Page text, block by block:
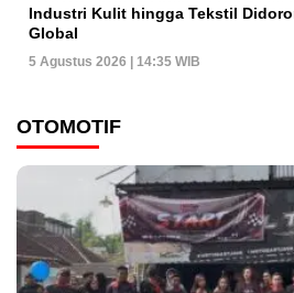
Industri Kulit hingga Tekstil
Global
5 Agustus 2026 | 14:35 WIB
OTOMOTIF